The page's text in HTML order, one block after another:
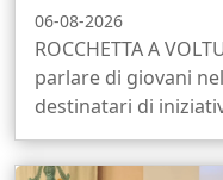
06-08-2026
ROCCHETTA A
parlare di giovani
destinatari di